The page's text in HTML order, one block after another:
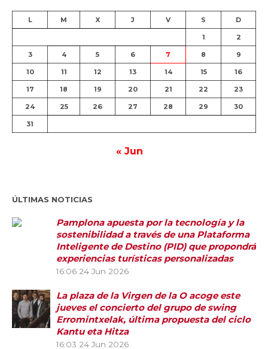
L M X J V S D
1 2
3 4 5 6 7 8 9
10 11 12 13 14 15 16
17 18 19 20 21 22 23
24 25 26 27 28 29 30
31
« Jun
ÚLTIMAS NOTICIAS
Pamplona apuesta por la tecnología y la
sostenibilidad a través de una Plataforma
Inteligente de Destino (PID) que propondrá
experiencias turísticas personalizadas
16:06 24 Jun 2026
La plaza de la Virgen de la O acoge este
jueves el concierto del grupo de swing
Erromintxelak, última propuesta del ciclo
Kantu eta Hitza
16:03 24 Jun 2026